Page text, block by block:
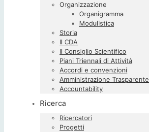
Organizzazione
Organigramma
Modulistica
Storia
Il CDA
Il Consiglio Scientifico
Piani Triennali di Attività
Accordi e convenzioni
Amministrazione Trasparente
Accountability
Ricerca
Ricercatori
Progetti